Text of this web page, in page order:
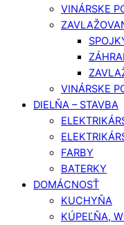
VINÁRSKE
VINÁRSKE
DIELŇA – STAVBA
FARBY
BATERKY
DOMÁCNOSŤ
KUCHYŇA
KÚPEĽŇA,